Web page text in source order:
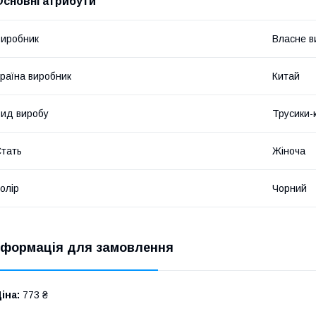
Власне
виробник Китай
виробу Трусики-
Жіноча
Чорний
для замовлення
773 ₴